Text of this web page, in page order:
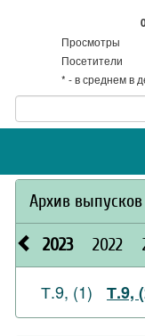
Просмотры
Посетители
* - в среднем в
Архив выпусков
2023 2022
Т.9, (1) Т.9,